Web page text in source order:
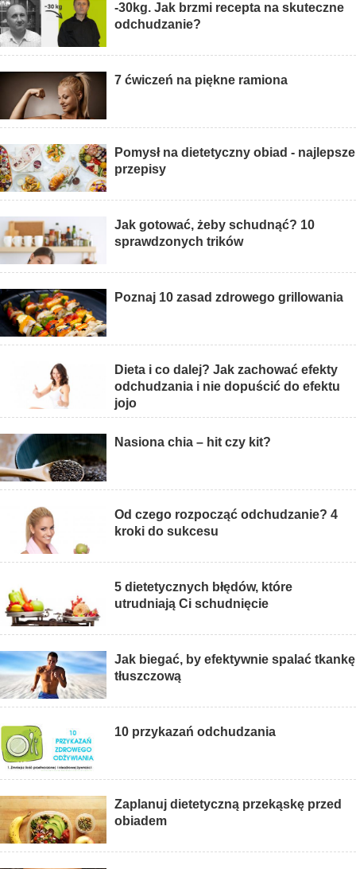
-30kg. Jak brzmi recepta na skuteczne
odchudzanie?
7 ćwiczeń na piękne ramiona
Pomysł na dietetyczny obiad - najlepsze
przepisy
Jak gotować, żeby schudnąć? 10
sprawdzonych trików
Poznaj 10 zasad zdrowego grillowania
Dieta i co dalej? Jak zachować efekty
odchudzania i nie dopuścić do efektu
jojo
Nasiona chia – hit czy kit?
Od czego rozpocząć odchudzanie? 4
kroki do sukcesu
5 dietetycznych błędów, które
utrudniają Ci schudnięcie
Jak biegać, by efektywnie spalać tkankę
tłuszczową
10 przykazań odchudzania
Zaplanuj dietetyczną przekąskę przed
obiadem